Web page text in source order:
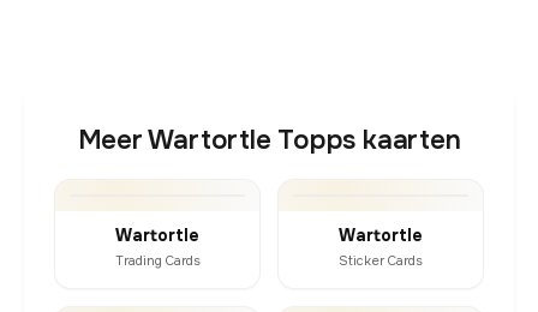
Meer Wartortle Topps kaarten
Wartortle
Trading Cards
Wartortle
Sticker Cards